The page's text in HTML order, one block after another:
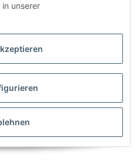
USt., zzgl.
1299562
in unserer